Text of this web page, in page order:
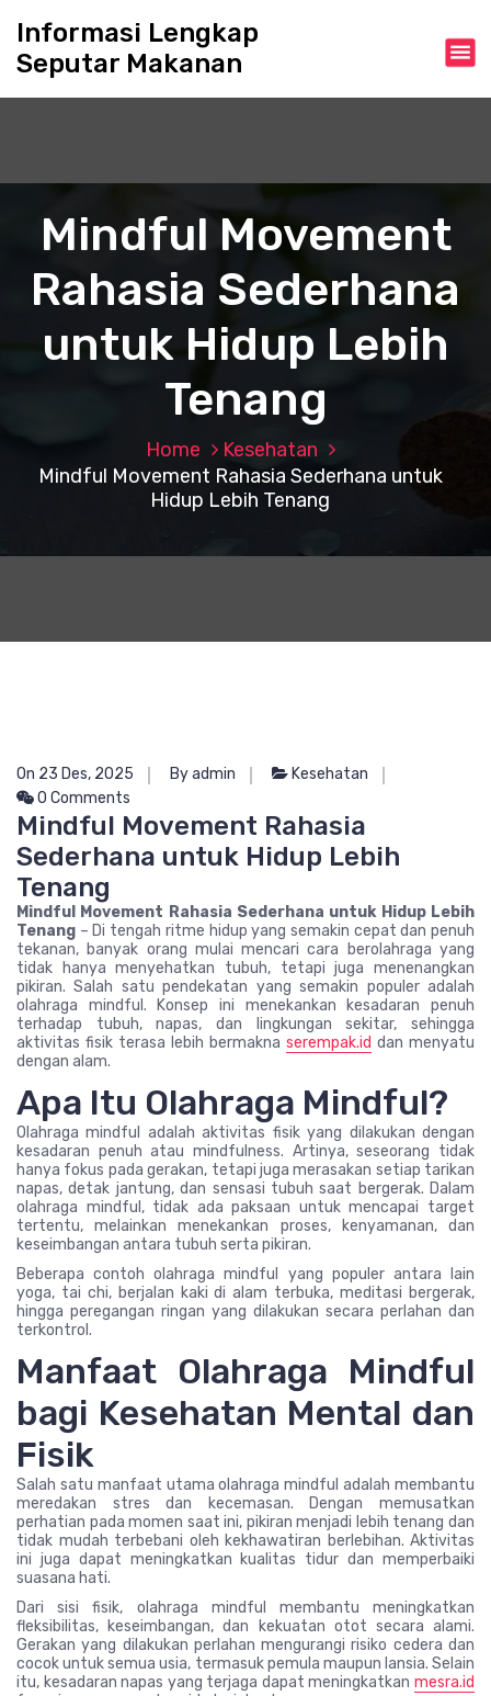
o
Informasi Lengkap
Seputar Makanan
Mindful Movement
Rahasia Sederhana
untuk Hidup Lebih
Tenang
Home
Kesehatan
Mindful Movement Rahasia Sederhana untuk
Hidup Lebih Tenang
On 23 Des, 2025 By admin
Kesehatan
0 Comments
Mindful Movement Rahasia
Sederhana untuk Hidup Lebih
Tenang
Mindful Movement Rahasia Sederhana untuk Hidup Lebih
Tenang – Di tengah ritme hidup yang semakin cepat dan penuh
tekanan, banyak orang mulai mencari cara berolahraga yang
tidak hanya menyehatkan tubuh, tetapi juga menenangkan
pikiran. Salah satu pendekatan yang semakin populer adalah
olahraga mindful. Konsep ini menekankan kesadaran penuh
terhadap tubuh, napas, dan lingkungan sekitar, sehingga
aktivitas fisik terasa lebih bermakna serempak.id dan menyatu
dengan alam.
Apa Itu Olahraga Mindful?
Olahraga mindful adalah aktivitas fisik yang dilakukan dengan
kesadaran penuh atau mindfulness. Artinya, seseorang tidak
hanya fokus pada gerakan, tetapi juga merasakan setiap tarikan
napas, detak jantung, dan sensasi tubuh saat bergerak. Dalam
olahraga mindful, tidak ada paksaan untuk mencapai target
tertentu, melainkan menekankan proses, kenyamanan, dan
keseimbangan antara tubuh serta pikiran.
Beberapa contoh olahraga mindful yang populer antara lain
yoga, tai chi, berjalan kaki di alam terbuka, meditasi bergerak,
hingga peregangan ringan yang dilakukan secara perlahan dan
terkontrol.
Manfaat Olahraga Mindful
bagi Kesehatan Mental dan
Fisik
Salah satu manfaat utama olahraga mindful adalah membantu
meredakan stres dan kecemasan. Dengan memusatkan
perhatian pada momen saat ini, pikiran menjadi lebih tenang dan
tidak mudah terbebani oleh kekhawatiran berlebihan. Aktivitas
ini juga dapat meningkatkan kualitas tidur dan memperbaiki
suasana hati.
Dari sisi fisik, olahraga mindful membantu meningkatkan
fleksibilitas, keseimbangan, dan kekuatan otot secara alami.
Gerakan yang dilakukan perlahan mengurangi risiko cedera dan
cocok untuk semua usia, termasuk pemula maupun lansia. Selain
itu, kesadaran napas yang terjaga dapat meningkatkan mesra.id